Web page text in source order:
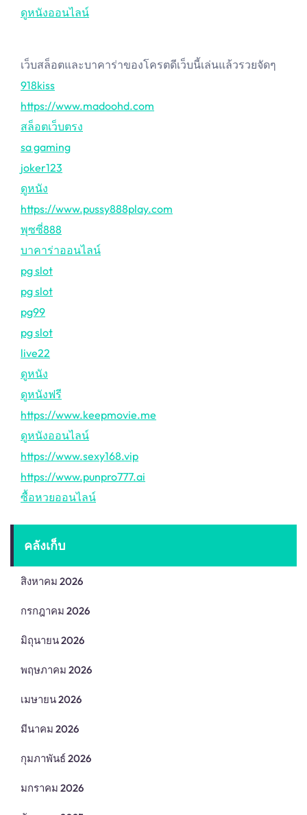
ดูหนังออนไลน์
เว็บสล็อตและบาคาร่าของโครตดีเว็บนี้เล่นแล้วรวยจัดๆ
918kiss
https://www.madoohd.com
สล็อตเว็บตรง
sa gaming
joker123
ดูหนัง
https://www.pussy888play.com
พุซซี่888
บาคาร่าออนไลน์
pg slot
pg slot
pg99
pg slot
live22
ดูหนัง
ดูหนังฟรี
https://www.keepmovie.me
ดูหนังออนไลน์
https://www.sexy168.vip
https://www.punpro777.ai
ซื้อหวยออนไลน์
คลังเก็บ
สิงหาคม 2026
กรกฎาคม 2026
มิถุนายน 2026
พฤษภาคม 2026
เมษายน 2026
มีนาคม 2026
กุมภาพันธ์ 2026
มกราคม 2026